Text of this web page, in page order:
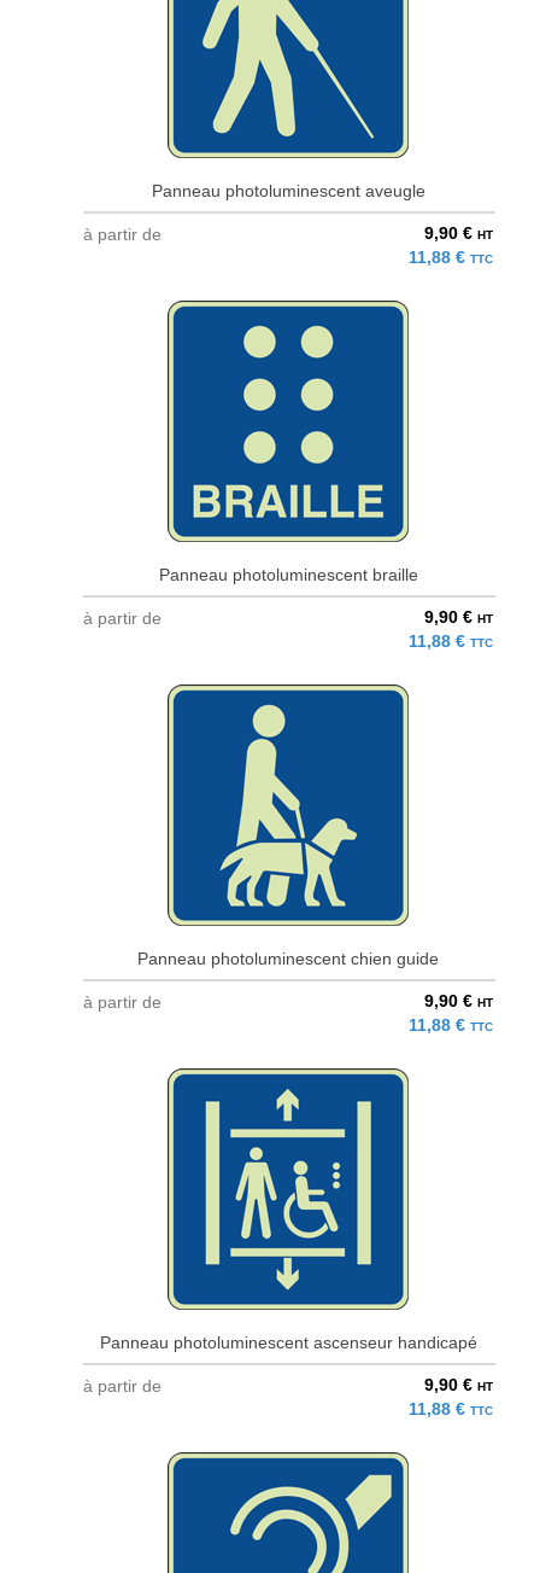
Panneau photoluminescent aveugle
à partir de 9,90 € HT
11,88 € TTC
Panneau photoluminescent braille
à partir de 9,90 € HT
11,88 € TTC
Panneau photoluminescent chien guide
à partir de 9,90 € HT
11,88 € TTC
Panneau photoluminescent ascenseur handicapé
à partir de 9,90 € HT
11,88 € TTC